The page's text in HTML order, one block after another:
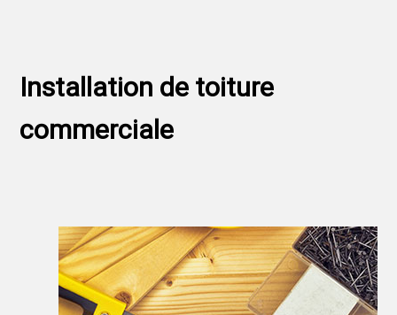
Installation de toiture
commerciale